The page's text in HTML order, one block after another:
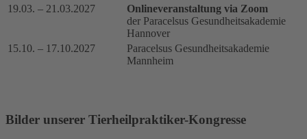
19.03. – 21.03.2027
Onlineveranstaltung via Zoom
der Paracelsus Gesundheitsakademie
Hannover
15.10. – 17.10.2027
Paracelsus Gesundheitsakademie
Mannheim
Bilder unserer Tierheilpraktiker-Kongresse